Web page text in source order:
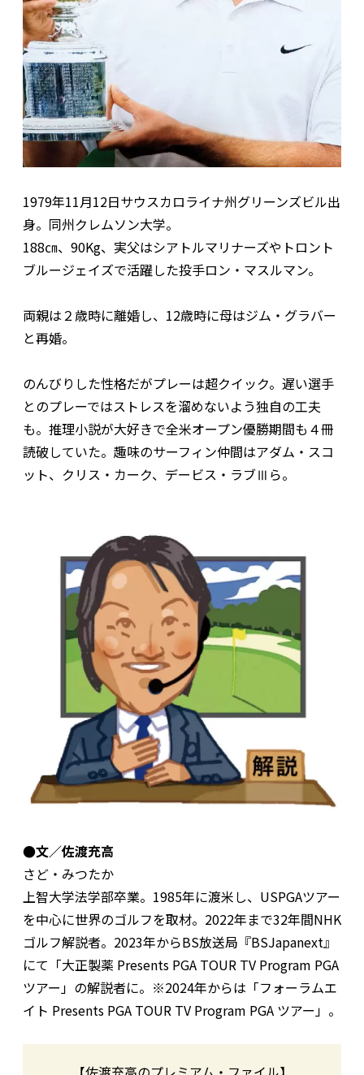
1979年11月12日サウスカロライナ州グリーンズビル出
身。同州クレムソン大学。
188㎝、90Kg、実父はシアトルマリナーズやトロント
ブルージェイズで活躍した投手ロン・マスルマン。
両親は２歳時に離婚し、12歳時に母はジム・グラバー
と再婚。
のんびりした性格だがプレーは超クイック。遅い選手
とのプレーではストレスを溜めないよう独自の工夫
も。推理小説が大好きで全米オープン優勝期間も４冊
読破していた。趣味のサーフィン仲間はアダム・スコ
ット、クリス・カーク、デービス・ラブⅢら。
●文／佐渡充高
さど・みつたか
上智大学法学部卒業。1985年に渡米し、USPGAツアー
を中心に世界のゴルフを取材。2022年まで32年間NHK
ゴルフ解説者。2023年からBS放送局『BSJapanext』
にて「大正製薬 Presents PGA TOUR TV Program PGA
ツアー」の解説者に。※2024年からは「フォーラムエ
イト Presents PGA TOUR TV Program PGA ツアー」。